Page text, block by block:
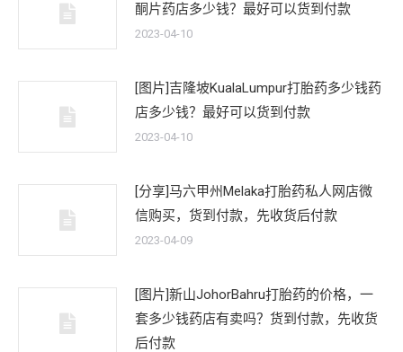
酮片药店多少钱？最好可以货到付款
2023-04-10
[图片]吉隆坡KualaLumpur打胎药多少钱药
店多少钱？最好可以货到付款
2023-04-10
[分享]马六甲州Melaka打胎药私人网店微
信购买，货到付款，先收货后付款
2023-04-09
[图片]新山JohorBahru打胎药的价格，一
套多少钱药店有卖吗？货到付款，先收货
后付款